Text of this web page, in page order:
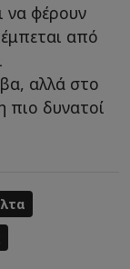
να φέρουν
από
αλλά στο
πιο δυνατοί